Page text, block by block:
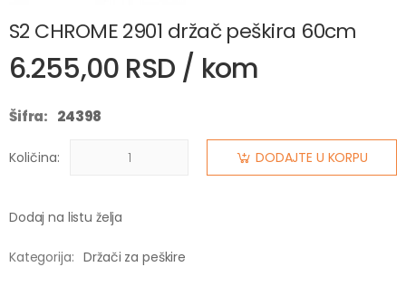
S2 CHROME 2901 držač peškira 60cm
6.255,00 RSD / kom
Šifra: 24398
Količina: DODAJTE U KORPU
Dodaj na listu želja
Kategorija: Držači za peškire